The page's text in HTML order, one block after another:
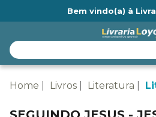
Bem vindo(a) à
Home Livros Literatura